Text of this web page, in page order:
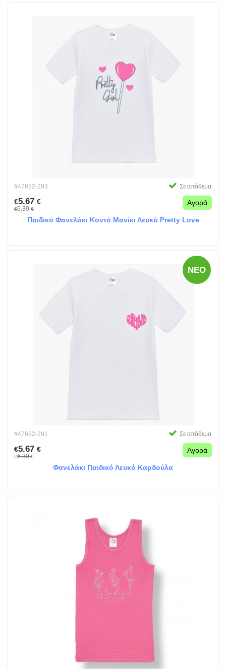
#47652-293 Σε απόθεμα
€5.67 €
€6.30€
Αγορά
Παιδικό Φανελάκι Κοντό Μανίκι Λευκό Pretty Love
ΝΈΟ
#47652-291 Σε απόθεμα
€5.67 €
€6.30€
Αγορά
Φανελάκι Παιδικό Λευκό Καρδούλα